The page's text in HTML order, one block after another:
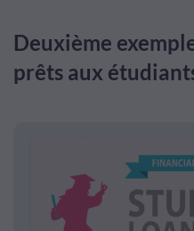
Deuxième
prêts aux